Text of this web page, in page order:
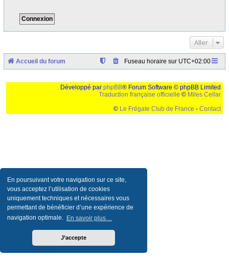
En poursuivant votre navigation sur ce site,
vous acceptez l’utilisation de cookies
uniquement techniques et nécessaires vous
permettant de bénéficier d’une expérience de
navigation optimale. En savoir plus…
J’accepte
Aller
Accueil du forum Fuseau horaire sur UTC+02:00
Développé par phpBB® Forum Software © phpBB Limited
Traduction française officielle © Miles Cellar
© Le Frégate Club de France - Contact